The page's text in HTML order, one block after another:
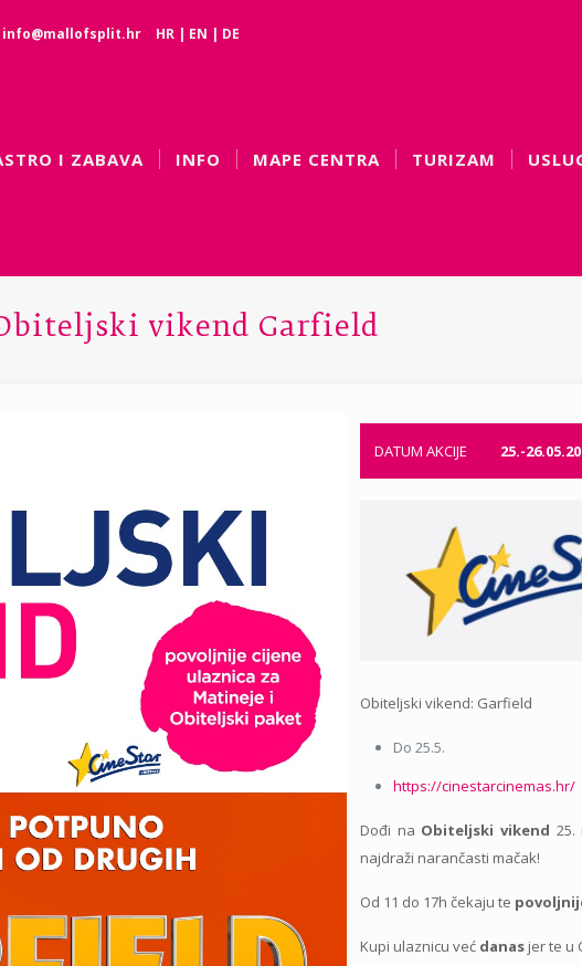
info@mallofsplit.hr HR | EN | DE
I ZABAVA INFO MAPE CENTRA TURIZAM
vikend Garfield
DATUM AKCIJE 25.-
Obiteljski vikend: Garfield
Do 25.5.
https://cinestarcinemas.hr/
Dođi na Obiteljski vikend
najdraži narančasti mačak!
Od 11 do 17h čekaju te
Kupi ulaznicu već danas jer te u